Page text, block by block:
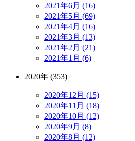
2021年6月 (16)
2021年5月 (69)
2021年4月 (16)
2021年3月 (13)
2021年2月 (21)
2021年1月 (6)
2020年 (353)
2020年12月 (15)
2020年11月 (18)
2020年10月 (12)
2020年9月 (8)
2020年8月 (12)